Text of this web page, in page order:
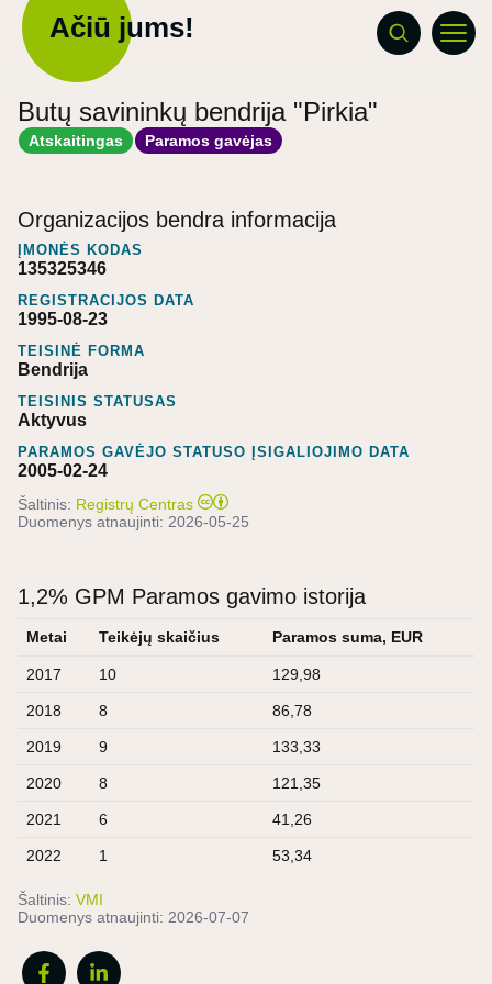
Ačiū jums!
Butų savininkų bendrija "Pirkia"
Atskaitingas Paramos gavėjas
Organizacijos bendra informacija
ĮMONĖS KODAS
135325346
REGISTRACIJOS DATA
1995-08-23
TEISINĖ FORMA
Bendrija
TEISINIS STATUSAS
Aktyvus
PARAMOS GAVĖJO STATUSO ĮSIGALIOJIMO DATA
2005-02-24
Šaltinis: Registrų Centras
Duomenys atnaujinti: 2026-05-25
1,2% GPM Paramos gavimo istorija
Metai Teikėjų skaičius Paramos suma, EUR
2017 10 129,98
2018 8 86,78
2019 9 133,33
2020 8 121,35
2021 6 41,26
2022 1 53,34
Šaltinis: VMI
Duomenys atnaujinti: 2026-07-07